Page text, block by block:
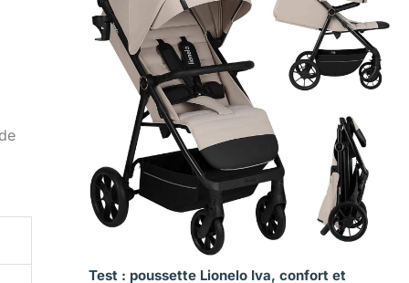
Test : poussette Lionelo Iva, confort et